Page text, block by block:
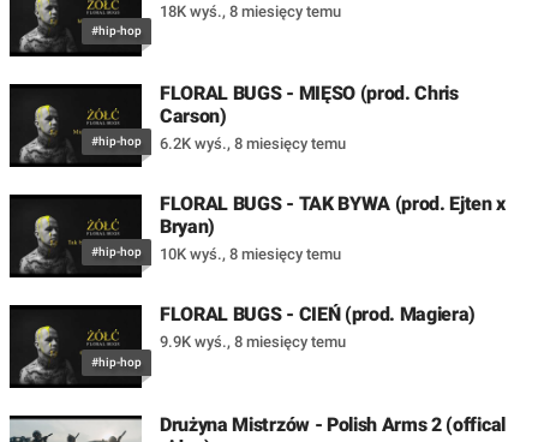
#hip-hop
18K wyś., 8 miesięcy temu
#hip-hop
FLORAL BUGS - MIĘSO (prod. Chris
Carson)
6.2K wyś., 8 miesięcy temu
#hip-hop
FLORAL BUGS - TAK BYWA (prod. Ejten x
Bryan)
10K wyś., 8 miesięcy temu
#hip-hop
FLORAL BUGS - CIEŃ (prod. Magiera)
9.9K wyś., 8 miesięcy temu
Drużyna Mistrzów - Polish Arms 2 (offical